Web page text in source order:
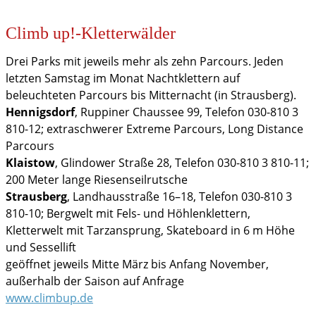
Climb up!-Kletterwälder
Drei Parks mit jeweils mehr als zehn Parcours. Jeden
letzten Samstag im Monat Nachtklettern auf
beleuchteten Parcours bis Mitternacht (in Strausberg).
Hennigsdorf, Ruppiner Chaussee 99, Telefon 030-810 3
810-12; extraschwerer Extreme Parcours, Long Distance
Parcours
Klaistow, Glindower Straße 28, Telefon 030-810 3 810-11;
200 Meter lange Riesenseilrutsche
Strausberg, Landhausstraße 16–18, Telefon 030-810 3
810-10; Bergwelt mit Fels- und Höhlenklettern,
Kletterwelt mit Tarzansprung, Skateboard in 6 m Höhe
und Sessellift
geöffnet jeweils Mitte März bis Anfang November,
außerhalb der Saison auf Anfrage
www.climbup.de